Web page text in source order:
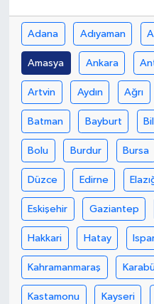
Adana Adıyaman
Amasya Ankara
Artvin Aydın Ağrı
Batman Bayburt
Bolu Burdur Bursa
Düzce Edirne
Eskişehir Gaziantep
Hakkari Hatay
Kahramanmaraş
Kastamonu Kayseri
Yaşam